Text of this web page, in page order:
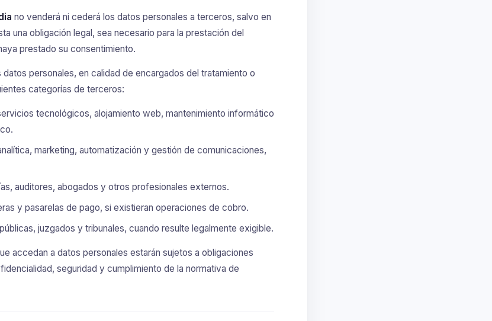
no venderá ni cederá los datos personales a terceros, salvo en
una obligación legal, sea necesario para la prestación del
prestado su consentimiento.
datos personales, en calidad de encargados del tratamiento o
categorías de terceros:
tecnológicos, alojamiento web, mantenimiento informático
marketing, automatización y gestión de comunicaciones,
auditores, abogados y otros profesionales externos.
y pasarelas de pago, si existieran operaciones de cobro.
juzgados y tribunales, cuando resulte legalmente exigible.
accedan a datos personales estarán sujetos a obligaciones
seguridad y cumplimiento de la normativa de